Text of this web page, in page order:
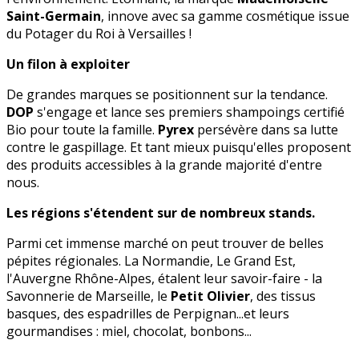
Saint-Germain, innove avec sa gamme cosmétique issue
du Potager du Roi à Versailles !
Un filon à exploiter
De grandes marques se positionnent sur la tendance.
DOP s'engage et lance ses premiers shampoings certifié
Bio pour toute la famille. Pyrex persévère dans sa lutte
contre le gaspillage. Et tant mieux puisqu'elles proposent
des produits accessibles à la grande majorité d'entre
nous.
Les régions s'étendent sur de nombreux stands.
Parmi cet immense marché on peut trouver de belles
pépites régionales. La Normandie, Le Grand Est,
l'Auvergne Rhône-Alpes, étalent leur savoir-faire - la
Savonnerie de Marseille, le Petit Olivier, des tissus
basques, des espadrilles de Perpignan...et leurs
gourmandises : miel, chocolat, bonbons...